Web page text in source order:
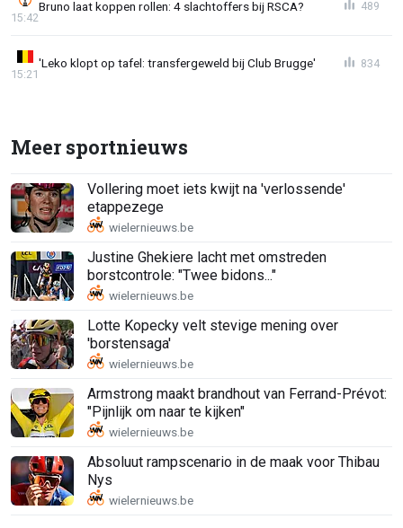
Bruno laat koppen rollen: 4 slachtoffers bij RSCA?
15:42
489
'Leko klopt op tafel: transfergeweld bij Club Brugge'
15:21
834
Meer sportnieuws
Vollering moet iets kwijt na 'verlossende'
etappezege
Justine Ghekiere lacht met omstreden
borstcontrole: "Twee bidons..."
Lotte Kopecky velt stevige mening over
'borstensaga'
Armstrong maakt brandhout van Ferrand-Prévot:
"Pijnlijk om naar te kijken"
Absoluut rampscenario in de maak voor Thibau
Nys